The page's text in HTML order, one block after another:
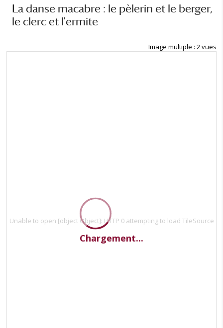
La danse macabre : le pèlerin et le berger,
le clerc et l'ermite
Image multiple : 2 vues
Unable to open [object Object]: HTTP 0 attempting to load TileSource
Chargement...